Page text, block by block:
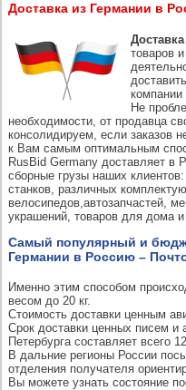
Доставка из Германии в
товаров
Не
необходимости, от продавца
консолидируем, если заказов
к Вам самым оптимальным
RusBid Germany доставляет в
сборные грузы наших
станков, различных
велосипедов,автозапчастей,
украшений, товаров для дома и
Самый популярный и
Германии в Россию –
Именно этим способом
весом до 20 кг.
Стоимость доставки ценным
Срок доставки ценных писем
Петербурга составляет всего
В дальние регионы России
отделения получателя
Вы можете узнать состояние